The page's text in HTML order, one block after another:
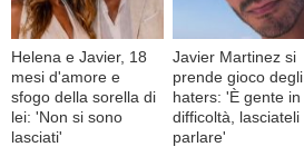
Helena e Javier, 18
mesi d'amore e
sfogo della sorella di
lei: 'Non si sono
lasciati'
Javier Martinez si
prende gioco degli
haters: 'È gente in
difficoltà, lasciateli
parlare'